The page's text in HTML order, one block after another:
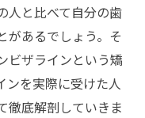
人と比べて自分の歯
があるでしょう。そ
ビザラインという矯
ンを実際に受けた人
徹底解剖していきま